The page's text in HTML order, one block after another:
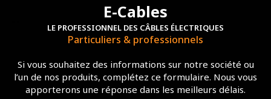
E-Cables
LE PROFESSIONNEL DES CÂBLES ÉLECTRIQUES
Particuliers & professionnels
Si vous souhaitez des informations sur notre société ou
l’un de nos produits, complétez ce formulaire. Nous vous
apporterons une réponse dans les meilleurs délais.